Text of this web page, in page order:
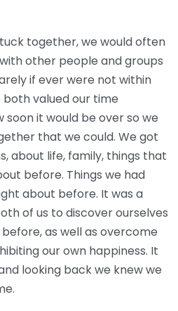
together, we would often
other people and groups
if ever were not within
valued our time
it would be over so we
that we could. We got
about life, family, things that
before. Things we had
about before. It was a
of us to discover ourselves
as well as overcome
our own happiness. It
looking back we knew we